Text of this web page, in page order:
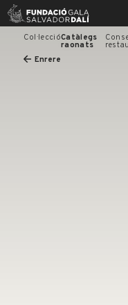
Skip
Col·leccióCatàlegs
raonats
Enrere